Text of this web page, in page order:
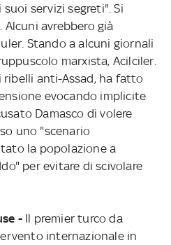
suoi servizi segreti". Si
avrebbero già
Stando a alcuni giornali
marxista, Acilciler.
ribelli anti-Assad, ha fatto
evocando implicite
Damasco di volere
uno "scenario
la popolazione a
per evitare di scivolare
-Il premier turco da
internazionale in